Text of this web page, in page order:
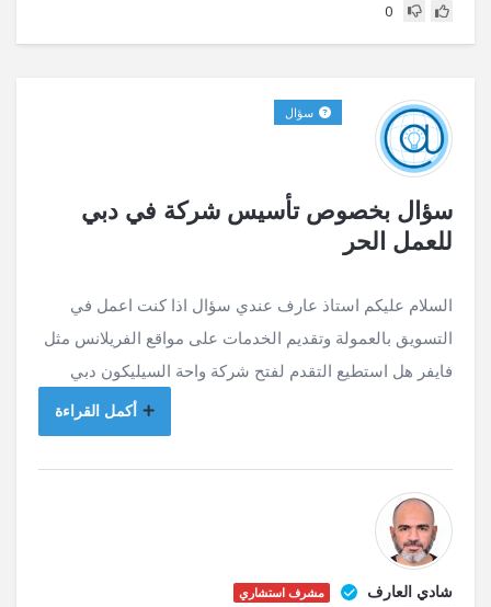
0
سؤال بخصوص تأسيس شركة في دبي
للعمل الحر
سؤال
السلام عليكم استاذ عارف عندي سؤال اذا كنت اعمل في
التسويق بالعمولة وتقديم الخدمات على مواقع الفريلانس مثل
فايفر هل استطيع التقدم لفتح شركة واحة السيليكون دبي
أكمل القراءة
شادي العارف مشرف استشاري